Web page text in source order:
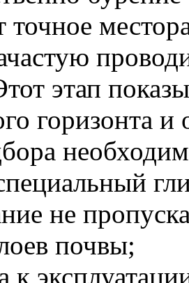
точное
этап
горизонта и
не
почвы;
к